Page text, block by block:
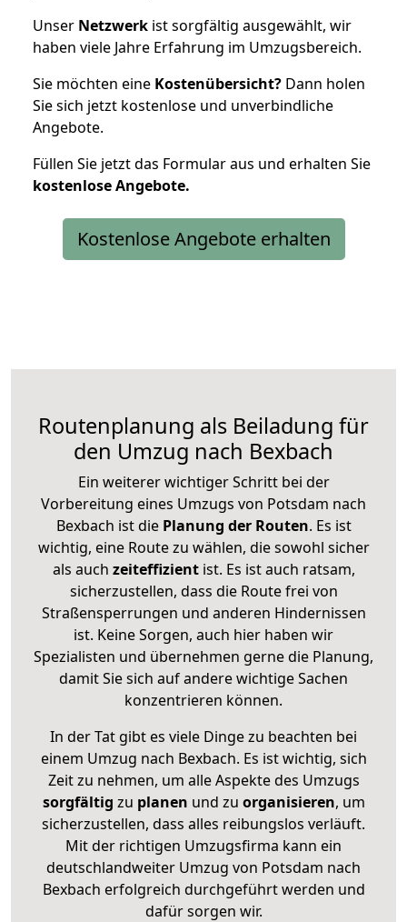
Unser Netzwerk ist sorgfältig ausgewählt, wir
haben viele Jahre Erfahrung im Umzugsbereich.
Sie möchten eine Kostenübersicht? Dann holen
Sie sich jetzt kostenlose und unverbindliche
Angebote.
Füllen Sie jetzt das Formular aus und erhalten Sie
kostenloseAngebote.
Kostenlose Angebote erhalten
Routenplanung als Beiladung für
den Umzug nach Bexbach
Ein weiterer wichtiger Schritt bei der
Vorbereitung eines Umzugs von Potsdam nach
Bexbach ist diePlanung der Routen. Es ist
wichtig, eine Route zu wählen, die sowohl sicher
als auch zeiteffizientist. Es ist auch ratsam,
sicherzustellen, dass die Route frei von
Straßensperrungen und anderen Hindernissen
ist. Keine Sorgen, auch hier haben wir
Spezialisten und übernehmen gerne die Planung,
damit Sie sich auf andere wichtige Sachen
konzentrieren können.
In der Tat gibt es viele Dinge zu beachten bei
einem Umzug nach Bexbach. Es ist wichtig, sich
Zeit zu nehmen, um alle Aspekte des Umzugs
sorgfältig zu planen und zu organisieren, um
sicherzustellen, dass alles reibungslos verläuft.
Mit der richtigen Umzugsfirma kann ein
deutschlandweiter Umzug von Potsdam nach
Bexbach erfolgreich durchgeführt werden und
dafür sorgen wir.